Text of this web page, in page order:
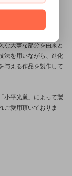
留め金の名。
な大事な部分を由来と
法を用いながら、進化
与える作品を製作して
小平光嵐」によって製
ご愛用頂いておりま